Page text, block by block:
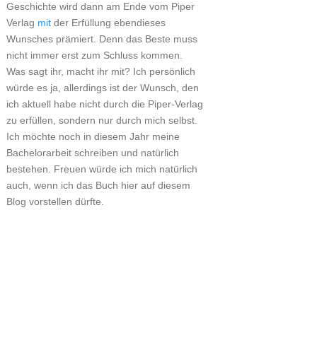
Geschichte wird dann am Ende vom Piper
Verlag mitder Erfüllung ebendieses
Wunsches prämiert. Denn das Beste muss
nicht immer erst zum Schluss kommen.
Was sagt ihr, macht ihr mit? Ich persönlich
würde es ja, allerdings ist der Wunsch, den
ich aktuell habe nicht durch die Piper-Verlag
zu erfüllen, sondern nur durch mich selbst.
Ich möchte noch in diesem Jahr meine
Bachelorarbeit schreiben und natürlich
bestehen. Freuen würde ich mich natürlich
auch, wenn ich das Buch hier auf diesem
Blog vorstellen dürfte.